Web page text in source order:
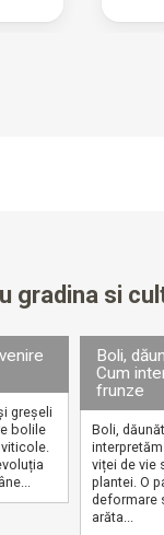
gradina si
greșeli
bolile
Boli,
Cum
frunze
Boli,
viței de vie
plantei. O
deformare
arăta...